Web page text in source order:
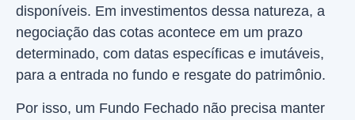
disponíveis. Em investimentos dessa natureza, a
negociação das cotas acontece em um prazo
determinado, com datas específicas e imutáveis,
para a entrada no fundo e resgate do patrimônio.
Por isso, um Fundo Fechado não precisa manter